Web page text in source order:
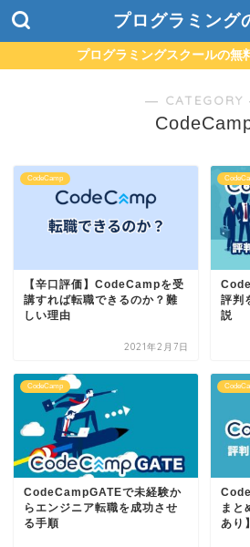
プログラミング
プログラミングスクールの無
―
CodeCamp
【辛口評価】CodeCampを受
講すれば転職できるのか？難
しい理由
2021年2月7日
評判
説
CodeCamp
CodeCampGATEで未経験か
らエンジニア転職を成功させ
る手順
まと
あり】